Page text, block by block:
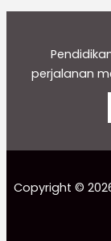
perjalanan
Copyright ©